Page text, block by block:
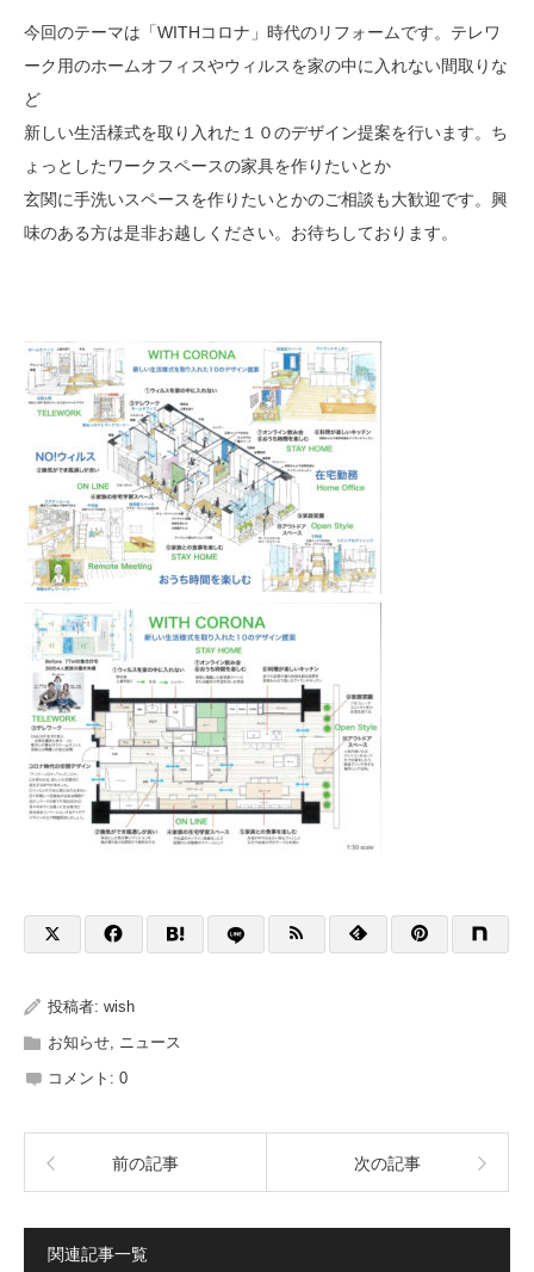
今回のテーマは「WITHコロナ」時代のリフォームです。テレワ
ーク用のホームオフィスやウィルスを家の中に入れない間取りな
ど
新しい生活様式を取り入れた１０のデザイン提案を行います。ち
ょっとしたワークスペースの家具を作りたいとか
玄関に手洗いスペースを作りたいとかのご相談も大歓迎です。興
味のある方は是非お越しください。お待ちしております。
投稿者: wish
お知らせ
ニュース
コメント: 0
前の記事 次の記事
関連記事一覧